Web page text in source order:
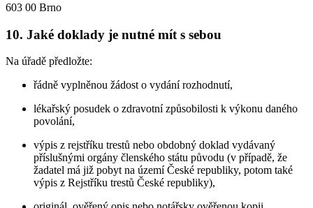
603 00 Brno
10. Jaké doklady je nutné mít s sebou
Na úřadě předložte:
řádně vyplněnou žádost o vydání rozhodnutí,
lékařský posudek o zdravotní způsobilosti k výkonu daného
povolání,
výpis z rejstříku trestů nebo obdobný doklad vydávaný
příslušnými orgány členského státu původu (v případě, že
žadatel má již pobyt na území České republiky, potom také
výpis z Rejstříku trestů České republiky),